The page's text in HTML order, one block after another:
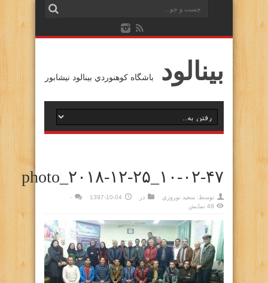
بينالود باشگاه كوهنوردي بينالود نيشابور
photo_۲۰۱۸-۱۲-۲۵_۱۰-۰۲-۴۷
توسط: سعيد نوروزي در 1397-10-04
۰
49 نمایش